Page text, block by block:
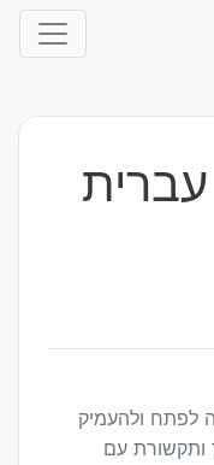
לפתח ולהעמיק
ותקשורת עם